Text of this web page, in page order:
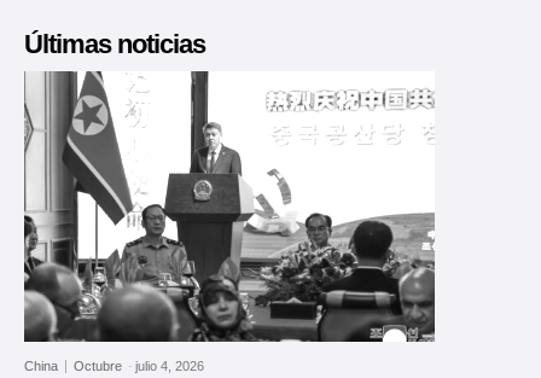
Últimas noticias
China Octubre - julio 4, 2026